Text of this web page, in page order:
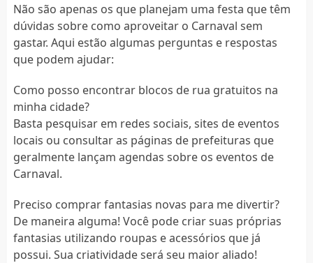
Não são apenas os que planejam uma festa que têm
dúvidas sobre como aproveitar o Carnaval sem
gastar. Aqui estão algumas perguntas e respostas
que podem ajudar:
Como posso encontrar blocos de rua gratuitos na
minha cidade?
Basta pesquisar em redes sociais, sites de eventos
locais ou consultar as páginas de prefeituras que
geralmente lançam agendas sobre os eventos de
Carnaval.
Preciso comprar fantasias novas para me divertir?
De maneira alguma! Você pode criar suas próprias
fantasias utilizando roupas e acessórios que já
possui. Sua criatividade será seu maior aliado!